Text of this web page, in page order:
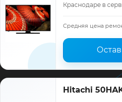
Краснодаре в
ремонта, запчасти
Средняя цена
Hitachi